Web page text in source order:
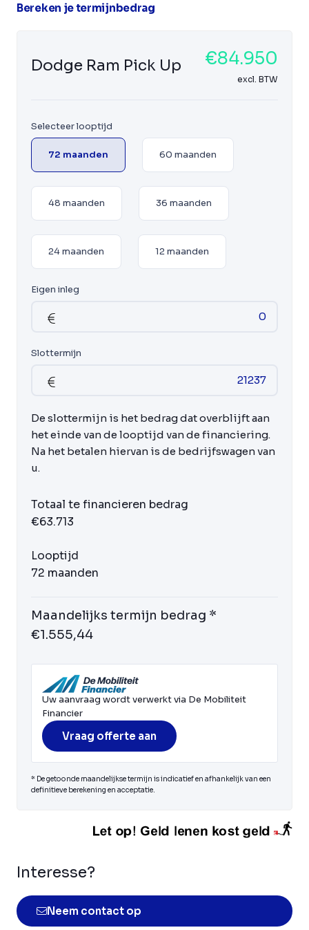
Bereken je termijnbedrag
Dodge Ram Pick Up €84.950
excl. BTW
Selecteer looptijd
72 maanden 60 maanden
48 maanden 36 maanden
24 maanden 12 maanden
Eigen inleg
Slottermijn
De slottermijn is het bedrag dat overblijft aan
het einde van de looptijd van de financiering.
Na het betalen hiervan is de bedrijfswagen van
u.
Totaal te financieren bedrag
€63.713
Looptijd
72 maanden
Maandelijks termijn bedrag *
€1.555,44
Uw aanvraag wordt verwerkt via De Mobiliteit
Financier
Vraag offerte aan
* De getoonde maandelijkse termijn is indicatief en afhankelijk van een
definitieve berekening en acceptatie.
Interesse?
Neem contact op